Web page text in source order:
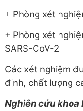
+ Phòng xét
+ Phòng xét
SARS-CoV-2
Các xét nghiệm
định, chất lượng
Nghiên cứu khoa